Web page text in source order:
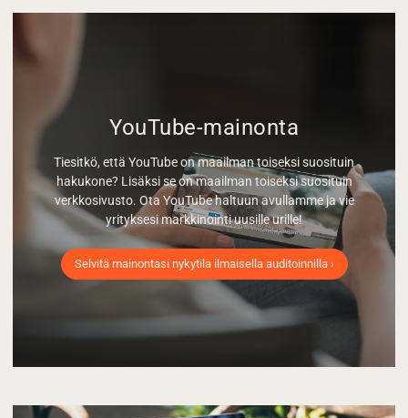
YouTube-mainonta
Tiesitkö, että YouTube on maailman toiseksi suosituin
hakukone? Lisäksi se on maailman toiseksi suosituin
verkkosivusto. Ota YouTube haltuun avullamme ja vie
yrityksesi markkinointi uusille urille!
Selvitä mainontasi nykytila ilmaisella auditoinnilla ›